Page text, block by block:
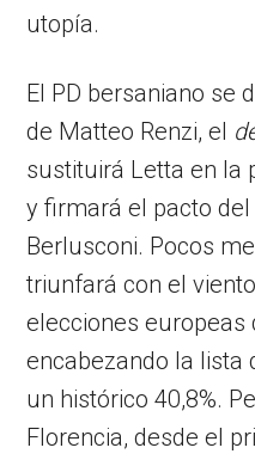
utopía.
El PD bersaniano se
de Matteo Renzi, el
sustituirá Letta en la
y firmará el pacto
Berlusconi. Pocos
triunfará con el
elecciones europeas
encabezando la lista
un histórico 40,8%.
Florencia, desde el